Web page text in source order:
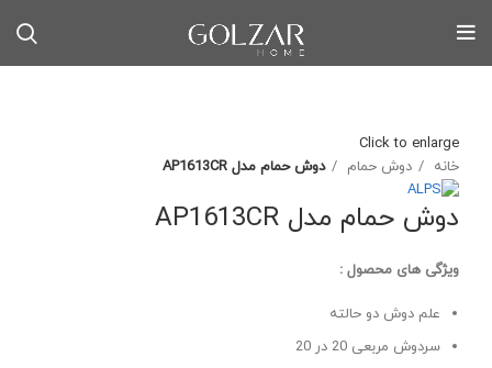
Click to enlarge
خانه
دوش حمام دوش حمام مدل AP1613CR
دوش حمام مدل AP1613CR
ویژگی های محصول :
علم دوش دو حالته
سردوش مربعی 20 در 20